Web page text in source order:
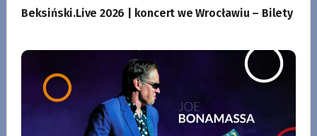
Beksiński.Live 2026 | koncert we Wrocławiu – Bilety